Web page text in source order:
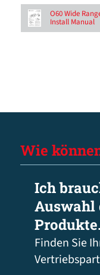
O60 Wide
Install Manual
Wie
Ich
Auswahl
Produkte.
Finden Sie